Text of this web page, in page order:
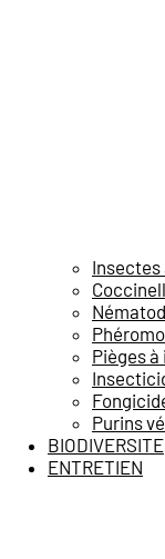
Pièges
Purins
BIODIVERSITE
ENTRETIEN